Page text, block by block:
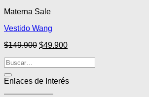
Materna Sale
Vestido Wang
$149.900 El
$149.900.
$49.900El
$49.900.
Enlaces de Interés